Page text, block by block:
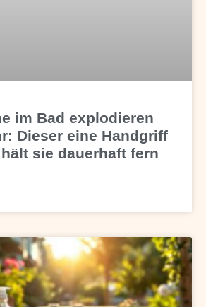
im Bad explodieren
Dieser eine Handgriff
sie dauerhaft fern